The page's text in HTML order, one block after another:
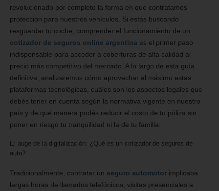
revolucionado por completo la forma en que contratamos
protección para nuestros vehículos. Si estás buscando
resguardar tu coche, comprender el funcionamiento de un
cotizador de seguros online argentina es el primer paso
indispensable para acceder a coberturas de alta calidad al
precio más competitivo del mercado. A lo largo de esta guía
definitiva, analizaremos cómo aprovechar al máximo estas
plataformas tecnológicas, cuáles son los aspectos legales que
debés tener en cuenta según la normativa vigente en nuestro
país y de qué manera podés reducir el costo de tu póliza sin
poner en riesgo tu tranquilidad ni la de tu familia.
El auge de la digitalización: ¿Qué es un cotizador de seguros de
auto?
Tradicionalmente, contratar un seguro automotor implicaba
largas horas de llamados telefónicos, visitas presenciales a